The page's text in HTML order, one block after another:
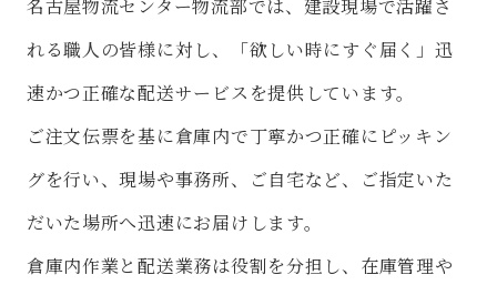
名古屋物流センター物流部では、建設現場で活躍さ
れる職人の皆様に対し、「欲しい時にすぐ届く」迅
速かつ正確な配送サービスを提供しています。
ご注文伝票を基に倉庫内で丁寧かつ正確にピッキン
グを行い、現場や事務所、ご自宅など、ご指定いた
だいた場所へ迅速にお届けします。
倉庫内作業と配送業務は役割を分担し、在庫管理や